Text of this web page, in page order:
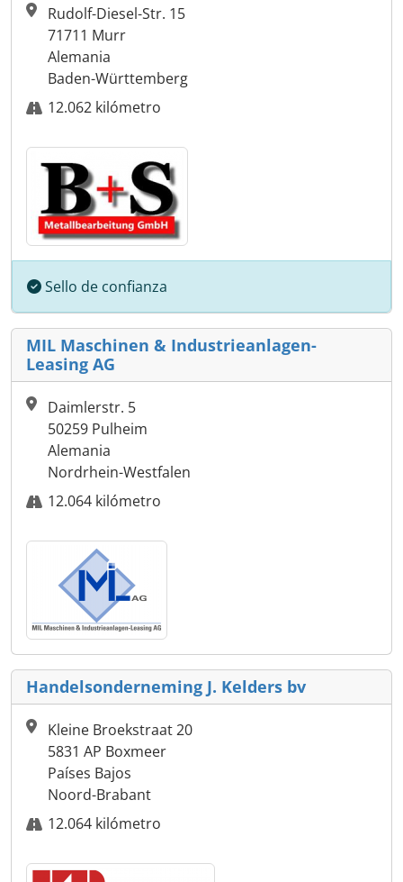
Rudolf-Diesel-Str. 15
71711 Murr
Alemania
Baden-Württemberg
12.062 kilómetro
Sello de confianza
MIL Maschinen & Industrieanlagen-
Leasing AG
Daimlerstr. 5
50259 Pulheim
Alemania
Nordrhein-Westfalen
12.064 kilómetro
Handelsonderneming J. Kelders bv
Kleine Broekstraat 20
5831 AP Boxmeer
Países Bajos
Noord-Brabant
12.064 kilómetro